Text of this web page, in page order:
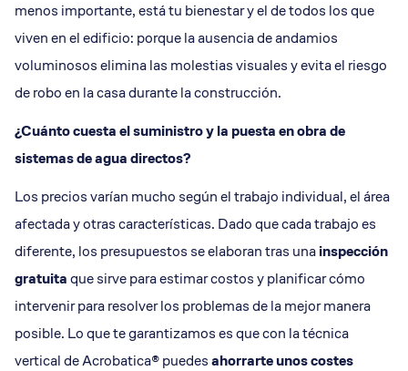
menos importante, está tu bienestar y el de todos los que
viven en el edificio: porque la ausencia de andamios
voluminosos elimina las molestias visuales y evita el riesgo
de robo en la casa durante la construcción.
¿Cuánto cuesta el suministro y la puesta en obra de
sistemas de agua directos?
Los precios varían mucho según el trabajo individual, el área
afectada y otras características. Dado que cada trabajo es
diferente, los presupuestos se elaboran tras unainspección
gratuitaque sirve para estimar costos y planificar cómo
intervenir para resolver los problemas de la mejor manera
posible. Lo que te garantizamos es que con la técnica
vertical de Acrobatica® puedesahorrarte unos costes